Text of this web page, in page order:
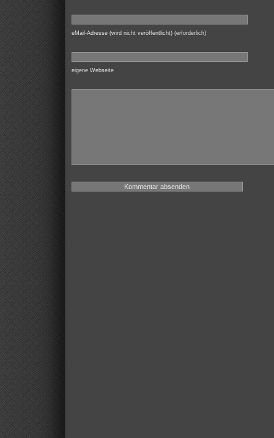
eMail-Adresse (wird nicht veröffentlicht) (erforderlich)
eigene Webseite